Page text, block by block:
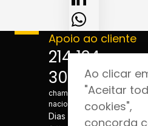
Apoio ao cliente
214 124
300
*Custo de
chamada para a rede fixa
nacional
Dias úteis - 08h às 20h
Ao clicar
"Aceitar
cookies",
concorda